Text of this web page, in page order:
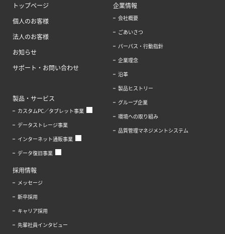
トップページ
個人のお客様
法人のお客様
お知らせ
サポート・お問い合わせ
製品・サービス
カスタムPC／タブレット事業
データストレージ事業
インターネット通販事業
データ復旧事業
企業情報
会社概要
ごあいさつ
パーパス・行動指針
企業理念
沿革
製品ヒストリー
グループ企業
環境への取り組み
品質管理マネジメントシステム
採用情報
メッセージ
新卒採用
キャリア採用
先輩社員インタビュー